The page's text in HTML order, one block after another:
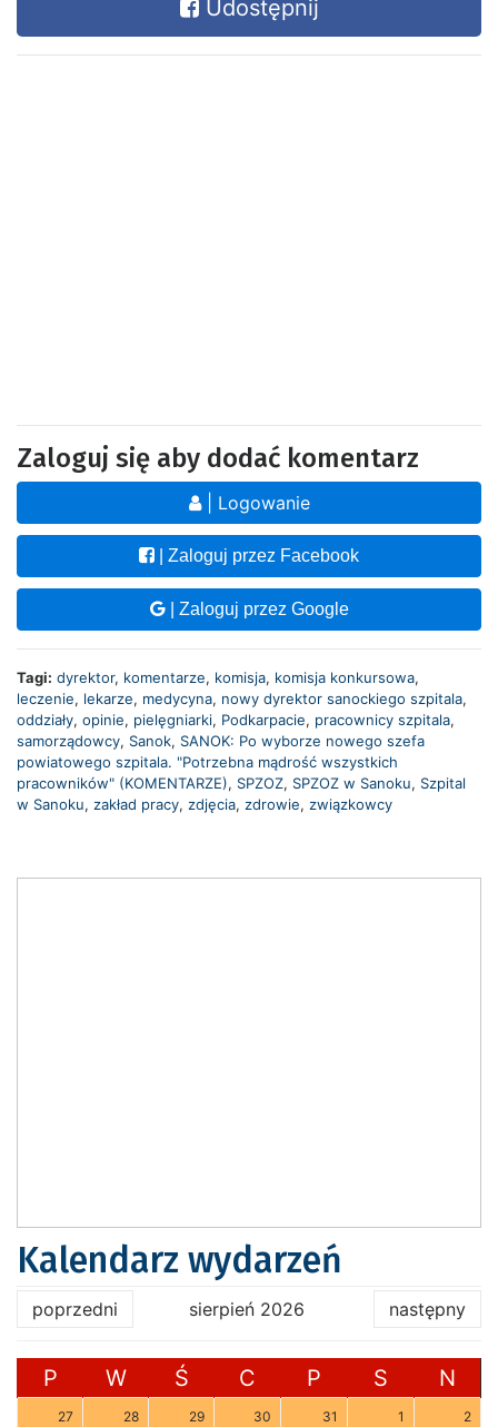
Udostępnij
Zaloguj się aby dodać komentarz
| Logowanie
| Zaloguj przez Facebook
| Zaloguj przez Google
Tagi: dyrektor, komentarze, komisja, komisja konkursowa,
leczenie, lekarze, medycyna, nowy dyrektor sanockiego szpitala,
oddziały, opinie, pielęgniarki, Podkarpacie, pracownicy szpitala,
samorządowcy, Sanok, SANOK: Po wyborze nowego szefa
powiatowego szpitala. "Potrzebna mądrość wszystkich
pracowników" (KOMENTARZE), SPZOZ, SPZOZ w Sanoku, Szpital
w Sanoku, zakład pracy, zdjęcia, zdrowie, związkowcy
Kalendarz wydarzeń
poprzedni sierpień 2026 następny
P W Ś C P S N
27 28 29 30 31 1 2